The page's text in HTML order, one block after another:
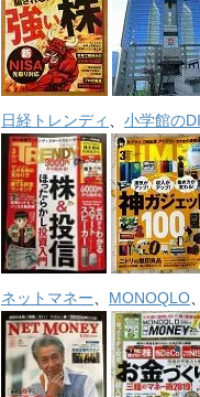
日経トレンディ 小学館の
ネットマネー MONOQLO